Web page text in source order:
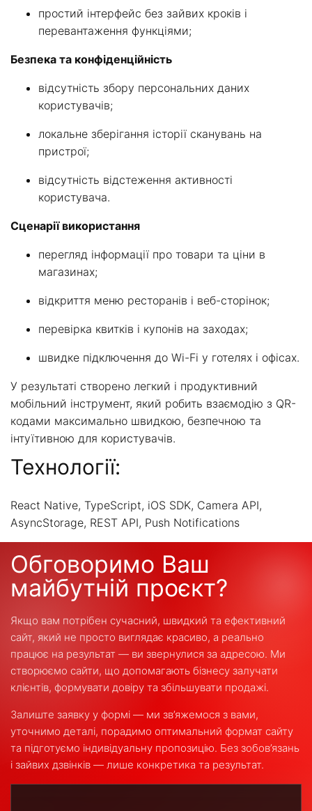
простий інтерфейс без зайвих кроків і
перевантаження функціями;
Безпека та конфіденційність
відсутність збору персональних даних
користувачів;
локальне зберігання історії сканувань на
пристрої;
відсутність відстеження активності
користувача.
Сценарії використання
перегляд інформації про товари та ціни в
магазинах;
відкриття меню ресторанів і веб-сторінок;
перевірка квитків і купонів на заходах;
швидке підключення до Wi-Fi у готелях і офісах.
У результаті створено легкий і продуктивний
мобільний інструмент, який робить взаємодію з QR-
кодами максимально швидкою, безпечною та
інтуїтивною для користувачів.
Технології:
React Native, TypeScript, iOS SDK, Camera API,
AsyncStorage, REST API, Push Notifications
Обговоримо Ваш
майбутній проєкт?
Якщо вам потрібен сучасний, швидкий та ефективний
сайт, який не просто виглядає красиво, а реально
працює на результат — ви звернулися за адресою. Ми
створюємо сайти, що допомагають бізнесу залучати
клієнтів, формувати довіру та збільшувати продажі.
Залиште заявку у формі — ми зв’яжемося з вами,
уточнимо деталі, порадимо оптимальний формат сайту
та підготуємо індивідуальну пропозицію. Без зобов’язань
і зайвих дзвінків — лише конкретика та результат.